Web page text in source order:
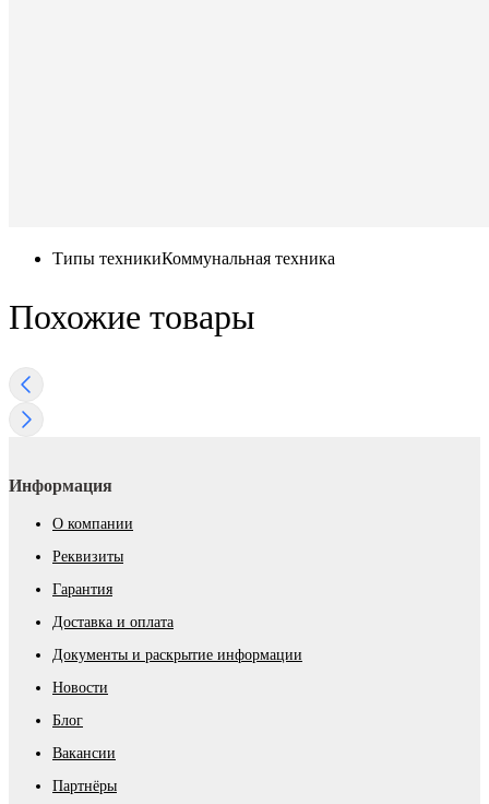
Типы техникиКоммунальная техника
Похожие товары
Информация
О компании
Реквизиты
Гарантия
Доставка и оплата
Документы и раскрытие информации
Новости
Блог
Вакансии
Партнёры